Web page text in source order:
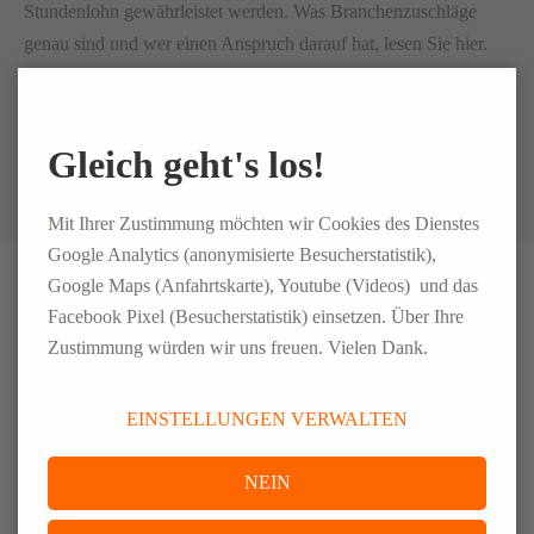
Stundenlohn gewährleistet werden. Was Branchenzuschläge
genau sind und wer einen Anspruch darauf hat, lesen Sie hier.
20. MAI 2026
Personalentscheidungen mit Weitblick
BLOG
03. MÄRZ 2026
länger unbesetzt bleiben – und was in der
BLOG
Personaldienstleistungs-Trends 2026
Gleich geht's los!
Mit Ihrer Zustimmung möchten wir Cookies des Dienstes
Google Analytics (anonymisierte Besucherstatistik),
Google Maps (Anfahrtskarte), Youtube (Videos) und das
Facebook Pixel (Besucherstatistik) einsetzen. Über Ihre
Zustimmung würden wir uns freuen. Vielen Dank.
EINSTELLUNGEN VERWALTEN
NEIN